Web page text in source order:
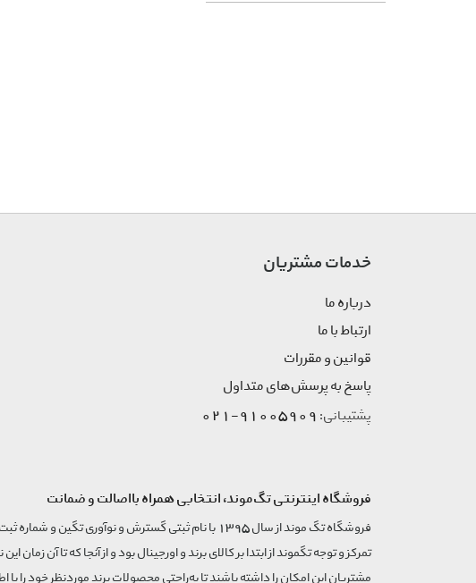
خدمات مشتریان
درباره ما
ارتباط با ما
قوانین و مقررات
پاسخ به پرسش‌های متداول
پشتیبانی: 91005909-021
فروشگاه اینترنتی تگ‌موند، انتخابی همراه بااصالت و ضمانت
تمرکز و توجه تگموند از ابتدا بر کالای برند و اورجینال بود و از آنجا که تا آن زمان
مشتریان این امکان را داشته باشند تا به‌راحتی محصولات برند مورد‌نظر خود را با